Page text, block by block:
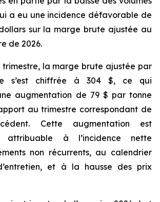
a eu une incidence défavorable de
sur la marge brute ajustée au
de 2026.
trimestre, la marge brute ajustée par
s’est chiffrée à 304 $, ce qui
augmentation de 79 $ par tonne
au trimestre correspondant de
Cette augmentation est
attribuable à l’incidence nette
non récurrents, au calendrier
et à la hausse des prix